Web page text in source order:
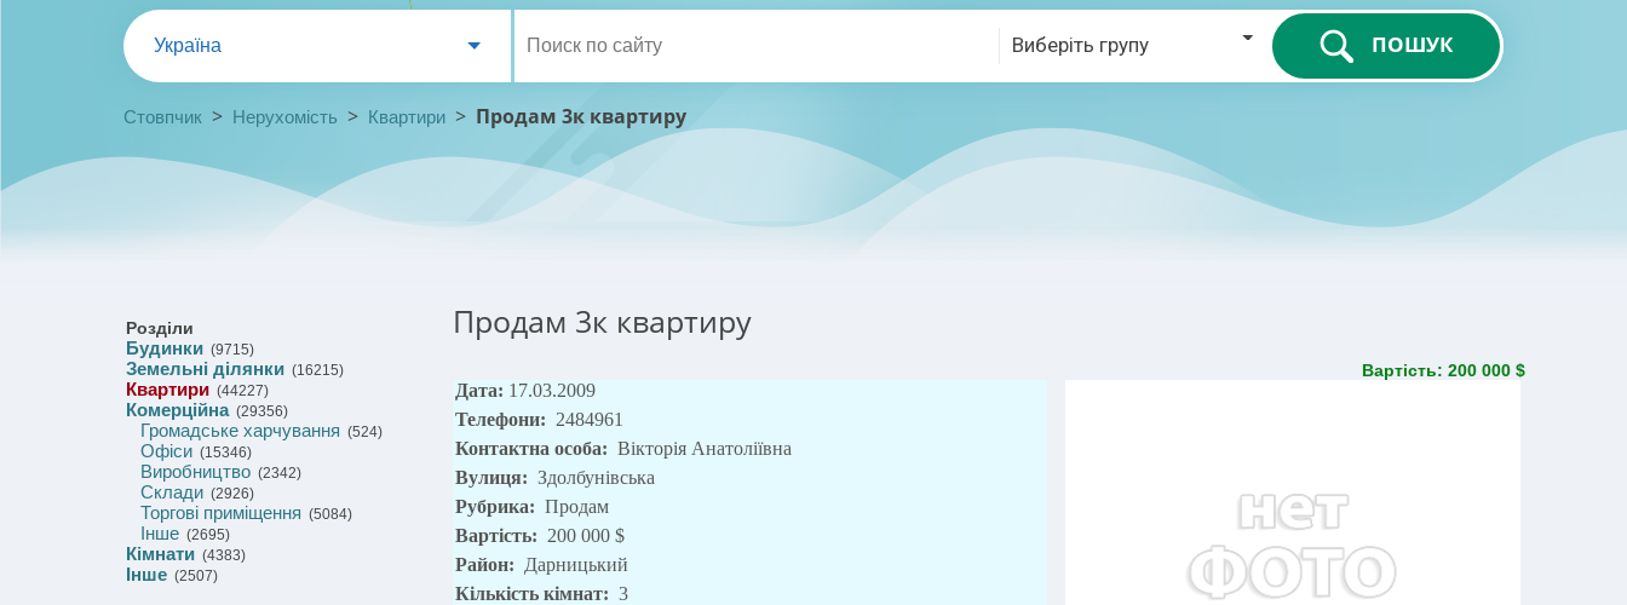
Україна Виберіть групу ПОШУК
Стовпчик > Нерухомість > Квартири > Продам 3к квартиру
Розділи
Будинки (9715)
Земельні ділянки (16215)
Квартири (44227)
Комерційна(29356)
Громадське харчування (524)
Офіси (15346)
Виробництво (2342)
Склади (2926)
Торгові приміщення (5084)
Інше (2695)
Кімнати (4383)
Інше (2507)
Продам 3к квартиру
Вартість: 200 000 $
Дата: 17.03.2009
Телефони: 2484961
Контактна особа: Вікторія Анатоліївна
Вулиця: Здолбунівська
Рубрика: Продам
Вартість: 200 000 $
Район: Дарницький
Кількість кімнат: 3